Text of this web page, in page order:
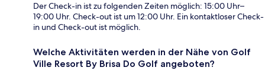
Der Check-in ist zu folgenden Zeiten möglich: 15:00 Uhr–
19:00 Uhr. Check-out ist um 12:00 Uhr. Ein kontaktloser Check-
in und Check-out ist möglich.
Welche Aktivitäten werden in der Nähe von Golf
Ville Resort By Brisa Do Golf angeboten?